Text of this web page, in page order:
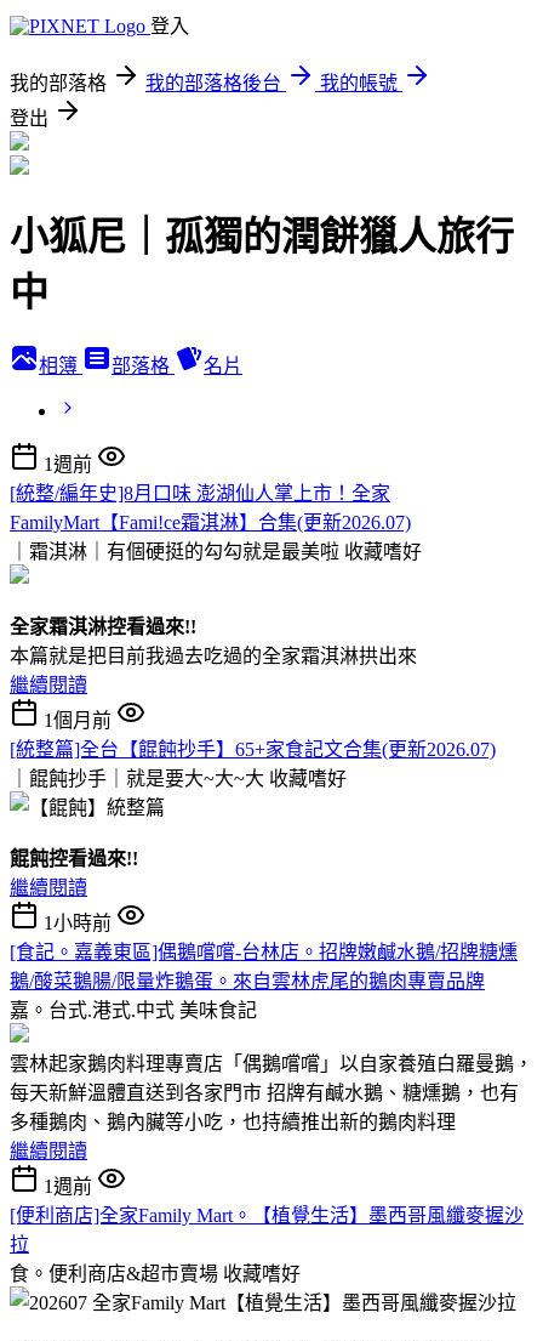
登入
我的部落格 我的部落格後台
我的帳號
登出
小狐尼｜孤獨的潤餅獵人旅行
中
相簿 部落格 名片
1週前
[統整/編年史]8月口味 澎湖仙人掌上市！全家
FamilyMart【Fami!ce霜淇淋】合集(更新2026.07)
｜霜淇淋｜有個硬挺的勾勾就是最美啦 收藏嗜好
全家霜淇淋控看過來!!
本篇就是把目前我過去吃過的全家霜淇淋拱出來
繼續閱讀
1個月前
[統整篇]全台【餛飩抄手】65+家食記文合集(更新2026.07)
｜餛飩抄手｜就是要大~大~大 收藏嗜好
餛飩控看過來!!
繼續閱讀
1小時前
[食記。嘉義東區]偶鵝嚐嚐-台林店。招牌嫩鹹水鵝/招牌糖燻
鵝/酸菜鵝腸/限量炸鵝蛋。來自雲林虎尾的鵝肉專賣品牌
嘉。台式.港式.中式 美味食記
雲林起家鵝肉料理專賣店「偶鵝嚐嚐」以自家養殖白羅曼鵝，
每天新鮮溫體直送到各家門市 招牌有鹹水鵝、糖燻鵝，也有
多種鵝肉、鵝內臟等小吃，也持續推出新的鵝肉料理
繼續閱讀
1週前
[便利商店]全家Family Mart。【植覺生活】墨西哥風纖麥握沙
拉
食。便利商店&超市賣場 收藏嗜好